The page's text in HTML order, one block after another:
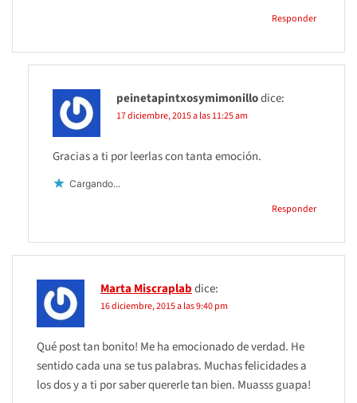
Responder
peinetapintxosymimonillodice:
17 diciembre, 2015 a las 11:25 am
Gracias a ti por leerlas con tanta emoción.
Cargando...
Responder
Marta Miscraplabdice:
16 diciembre, 2015 a las 9:40 pm
Qué post tan bonito! Me ha emocionado de verdad. He
sentido cada una se tus palabras. Muchas felicidades a
los dos y a ti por saber quererle tan bien. Muasss guapa!